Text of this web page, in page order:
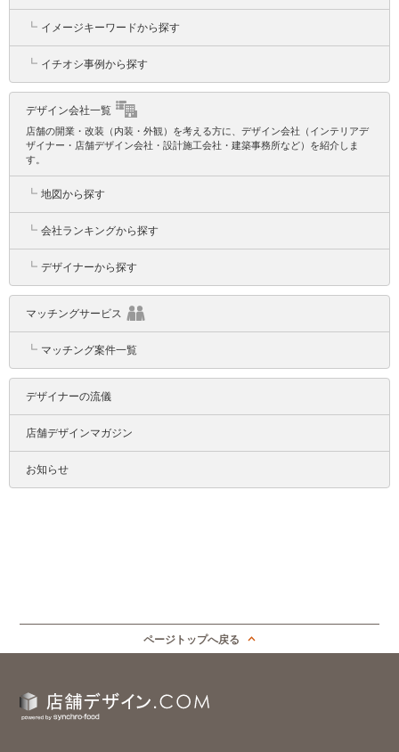
┗ イメージキーワードから探す
┗ イチオシ事例から探す
デザイン会社一覧
店舗の開業・改装（内装・外観）を考える方に、デザイン会社（インテリアデ
ザイナー・店舗デザイン会社・設計施工会社・建築事務所など）を紹介しま
す。
┗ 地図から探す
┗ 会社ランキングから探す
┗ デザイナーから探す
マッチングサービス
┗ マッチング案件一覧
デザイナーの流儀
店舗デザインマガジン
お知らせ
ページトップへ戻る